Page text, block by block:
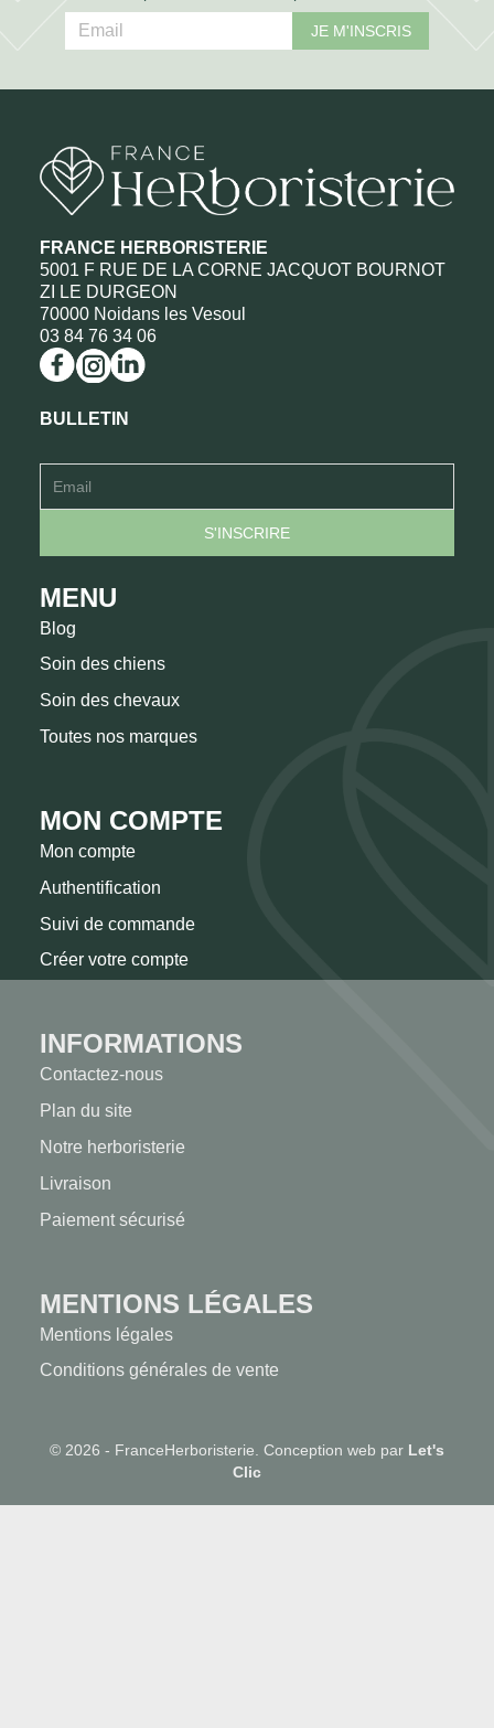
JE M'INSCRIS
FRANCE HERBORISTERIE
5001 F RUE DE LA CORNE JACQUOT BOURNOT
ZI LE DURGEON
70000 Noidans les Vesoul
03 84 76 34 06
BULLETIN
MENU
Blog
Soin des chiens
Soin des chevaux
Toutes nos marques
MON COMPTE
Mon compte
Authentification
Suivi de commande
Créer votre compte
INFORMATIONS
Contactez-nous
Plan du site
Notre herboristerie
Livraison
Paiement sécurisé
MENTIONS LÉGALES
Mentions légales
Conditions générales de vente
© 2026 - FranceHerboristerie. Conception web par Let's
Clic